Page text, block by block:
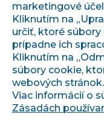
Úvod ›Články a
Pozvánka na stánek
marketingové
Kliknutím na
určiť, ktoré
prípadne ich
Kliknutím na
súbory cookie,
webových stránok.
Viac informácií o
Zásadách